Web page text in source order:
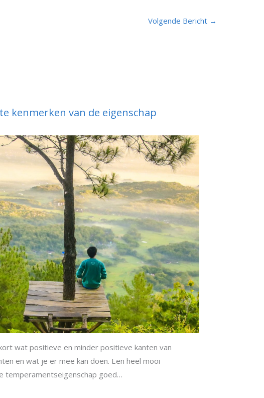
Volgende Bericht →
kenmerken van de eigenschap
wat positieve en minder positieve kanten van
en wat je er mee kan doen. Een heel mooi
temperamentseigenschap goed…